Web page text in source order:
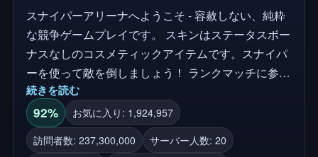
スナイパーアリーナへようこそ - 容赦しない、純粋
な競争ゲームプレイです。 スキンはステータスボー
ナスなしのコスメティックアイテムです。スナイパ
ーを使って敵を倒しましょう！ ランクマッチに参加
し、他のプレイヤーを倒して素晴らしい報酬を獲得
しましょう！ 🔫 スナイパーで敵を倒せ！ 🔑 もっと
スナイパーをアンロックしよう！ 📦 クレートを開
いて、もっとスキンを手に入れよう！ 🤑 市場でス
続きを読む
92%
お気に入り: 1,924,957
訪問者数: 237,300,000
サーバー人数: 20